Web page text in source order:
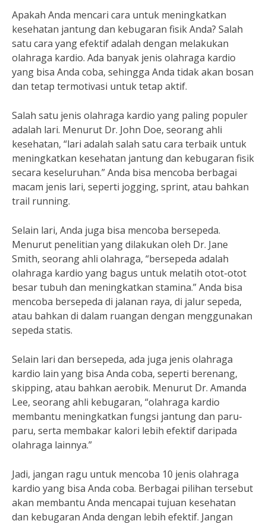
Apakah Anda mencari cara untuk meningkatkan
kesehatan jantung dan kebugaran fisik Anda? Salah
satu cara yang efektif adalah dengan melakukan
olahraga kardio. Ada banyak jenis olahraga kardio
yang bisa Anda coba, sehingga Anda tidak akan bosan
dan tetap termotivasi untuk tetap aktif.
Salah satu jenis olahraga kardio yang paling populer
adalah lari. Menurut Dr. John Doe, seorang ahli
kesehatan, “lari adalah salah satu cara terbaik untuk
meningkatkan kesehatan jantung dan kebugaran fisik
secara keseluruhan.” Anda bisa mencoba berbagai
macam jenis lari, seperti jogging, sprint, atau bahkan
trail running.
Selain lari, Anda juga bisa mencoba bersepeda.
Menurut penelitian yang dilakukan oleh Dr. Jane
Smith, seorang ahli olahraga, “bersepeda adalah
olahraga kardio yang bagus untuk melatih otot-otot
besar tubuh dan meningkatkan stamina.” Anda bisa
mencoba bersepeda di jalanan raya, di jalur sepeda,
atau bahkan di dalam ruangan dengan menggunakan
sepeda statis.
Selain lari dan bersepeda, ada juga jenis olahraga
kardio lain yang bisa Anda coba, seperti berenang,
skipping, atau bahkan aerobik. Menurut Dr. Amanda
Lee, seorang ahli kebugaran, “olahraga kardio
membantu meningkatkan fungsi jantung dan paru-
paru, serta membakar kalori lebih efektif daripada
olahraga lainnya.”
Jadi, jangan ragu untuk mencoba 10 jenis olahraga
kardio yang bisa Anda coba. Berbagai pilihan tersebut
akan membantu Anda mencapai tujuan kesehatan
dan kebugaran Anda dengan lebih efektif. Jangan